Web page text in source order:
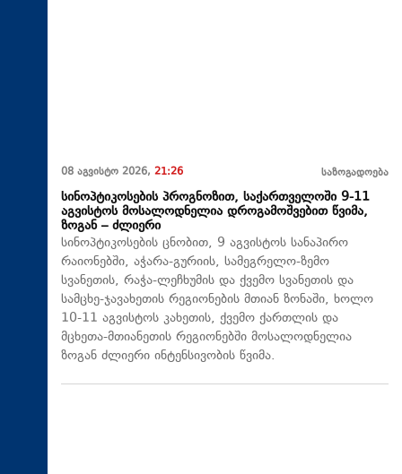
08 აგვისტო 2026, 21:26 საზოგადოება
სინოპტიკოსების პროგნოზით, საქართველოში 9-11
აგვისტოს მოსალოდნელია დროგამოშვებით წვიმა,
ზოგან – ძლიერი
სინოპტიკოსების ცნობით, 9 აგვისტოს სანაპირო
რაიონებში, აჭარა-გურიის, სამეგრელო-ზემო
სვანეთის, რაჭა-ლეჩხუმის და ქვემო სვანეთის და
სამცხე-ჯავახეთის რეგიონების მთიან ზონაში, ხოლო
10-11 აგვისტოს კახეთის, ქვემო ქართლის და
მცხეთა-მთიანეთის რეგიონებში მოსალოდნელია
ზოგან ძლიერი ინტენსივობის წვიმა.